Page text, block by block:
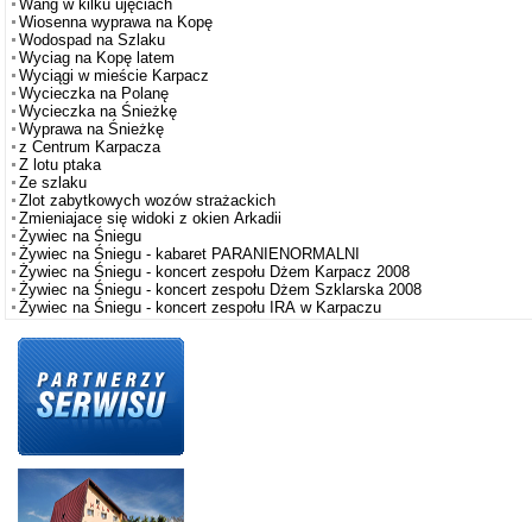
Wang w kilku ujęciach
Wiosenna wyprawa na Kopę
Wodospad na Szlaku
Wyciag na Kopę latem
Wyciągi w mieście Karpacz
Wycieczka na Polanę
Wycieczka na Śnieżkę
Wyprawa na Śnieżkę
z Centrum Karpacza
Z lotu ptaka
Ze szlaku
Zlot zabytkowych wozów strażackich
Zmieniajace się widoki z okien Arkadii
Żywiec na Śniegu
Żywiec na Śniegu - kabaret PARANIENORMALNI
Żywiec na Śniegu - koncert zespołu Dżem Karpacz 2008
Żywiec na Śniegu - koncert zespołu Dżem Szklarska 2008
Żywiec na Śniegu - koncert zespołu IRA w Karpaczu